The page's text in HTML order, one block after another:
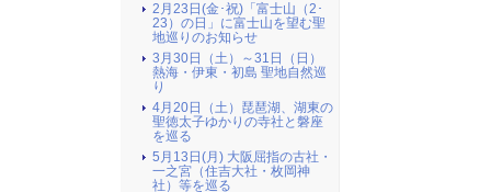
2月23日(金･祝)「富士山（2･
23）の日」に富士山を望む聖
地巡りのお知らせ
3月30日（土）～31日（日）
熱海・伊東・初島 聖地自然巡
り
4月20日（土）琵琶湖、湖東の
聖徳太子ゆかりの寺社と磐座
を巡る
5月13日(月) 大阪屈指の古社・
一之宮（住吉大社・枚岡神
社）等を巡る